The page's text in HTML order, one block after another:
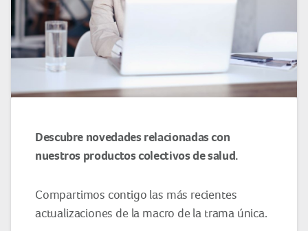
Descubre novedades relacionadas con
nuestros productos colectivos de salud.
Compartimos contigo las más recientes
actualizaciones de la macro de la trama única.